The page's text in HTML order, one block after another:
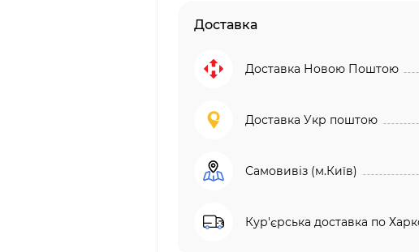
Доставка
Доставка Новою Поштою
Доставка Укр поштою
Самовивіз (м.Київ)
Кур'єрська доставка по